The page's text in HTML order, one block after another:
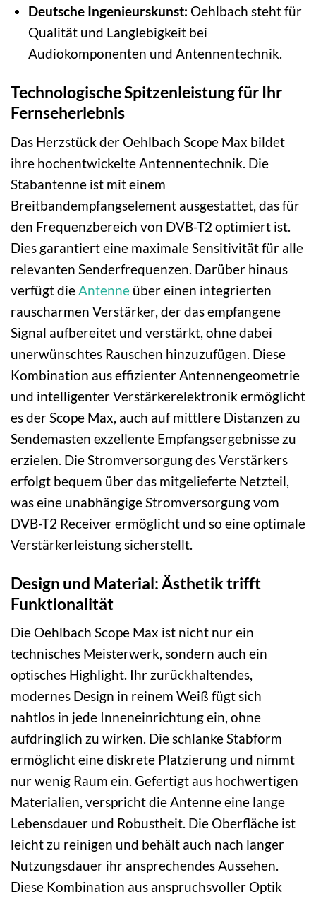
Deutsche Ingenieurskunst: Oehlbach steht für
Qualität und Langlebigkeit bei
Audiokomponenten und Antennentechnik.
Technologische Spitzenleistung für Ihr
Fernseherlebnis
Das Herzstück der Oehlbach Scope Max bildet
ihre hochentwickelte Antennentechnik. Die
Stabantenne ist mit einem
Breitbandempfangselement ausgestattet, das für
den Frequenzbereich von DVB-T2 optimiert ist.
Dies garantiert eine maximale Sensitivität für alle
relevanten Senderfrequenzen. Darüber hinaus
verfügt die Antenne über einen integrierten
rauscharmen Verstärker, der das empfangene
Signal aufbereitet und verstärkt, ohne dabei
unerwünschtes Rauschen hinzuzufügen. Diese
Kombination aus effizienter Antennengeometrie
und intelligenter Verstärkerelektronik ermöglicht
es der Scope Max, auch auf mittlere Distanzen zu
Sendemasten exzellente Empfangsergebnisse zu
erzielen. Die Stromversorgung des Verstärkers
erfolgt bequem über das mitgelieferte Netzteil,
was eine unabhängige Stromversorgung vom
DVB-T2 Receiver ermöglicht und so eine optimale
Verstärkerleistung sicherstellt.
Design und Material: Ästhetik trifft
Funktionalität
Die Oehlbach Scope Max ist nicht nur ein
technisches Meisterwerk, sondern auch ein
optisches Highlight. Ihr zurückhaltendes,
modernes Design in reinem Weiß fügt sich
nahtlos in jede Inneneinrichtung ein, ohne
aufdringlich zu wirken. Die schlanke Stabform
ermöglicht eine diskrete Platzierung und nimmt
nur wenig Raum ein. Gefertigt aus hochwertigen
Materialien, verspricht die Antenne eine lange
Lebensdauer und Robustheit. Die Oberfläche ist
leicht zu reinigen und behält auch nach langer
Nutzungsdauer ihr ansprechendes Aussehen.
Diese Kombination aus anspruchsvoller Optik